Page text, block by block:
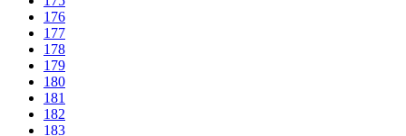
176
177
178
179
180
181
182
183